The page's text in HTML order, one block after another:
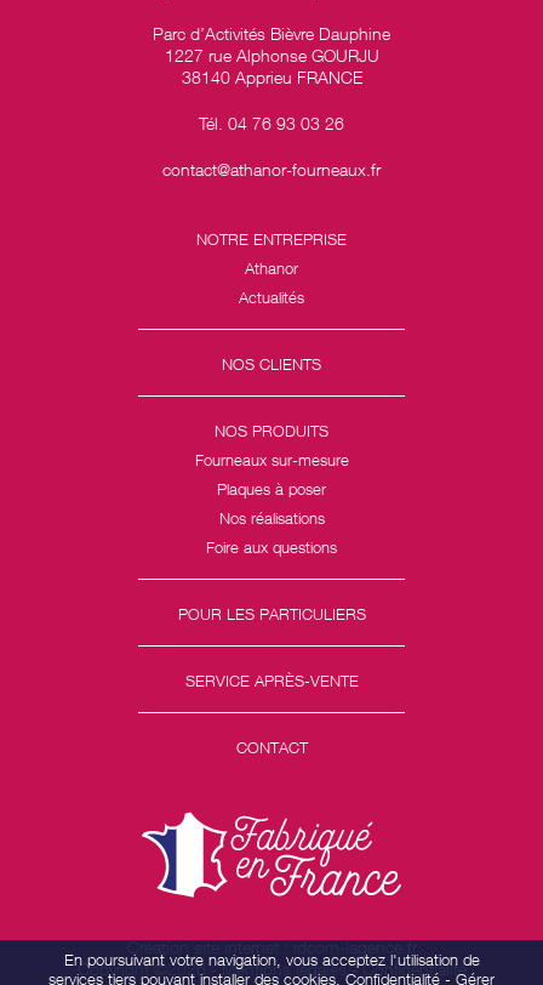
Parc d’Activités Bièvre Dauphine
1227 rue Alphonse GOURJU
38140 Apprieu FRANCE
Tél. 04 76 93 03 26
contact@athanor-fourneaux.fr
NOTRE ENTREPRISE
Athanor
Actualités
NOS CLIENTS
NOS PRODUITS
Fourneaux sur-mesure
Plaques à poser
Nos réalisations
Foire aux questions
POUR LES PARTICULIERS
SERVICE APRÈS-VENTE
CONTACT
Création site internet : idcom-lagence.fr
Copyright ©2026 -Mentions légales-Confidentialité
En poursuivant votre navigation, vous acceptez l'utilisation de
services tiers pouvant installer des cookies. Confidentialité - Gérer